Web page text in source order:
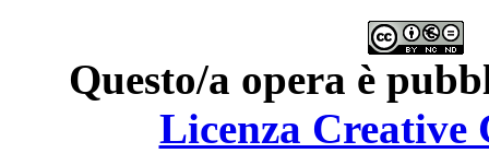
Questo/a opera è
Licenza Creative